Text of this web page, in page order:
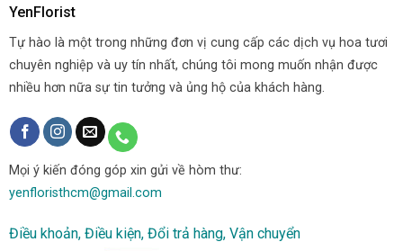
YenFlorist
Tự hào là một trong những đơn vị cung cấp các dịch vụ hoa tươi
chuyên nghiệp và uy tín nhất, chúng tôi mong muốn nhận được
nhiều hơn nữa sự tin tưởng và ủng hộ của khách hàng.
Mọi ý kiến đóng góp xin gửi về hòm thư:
yenfloristhcm@gmail.com
Điều khoản, Điều kiện, Đổi trả hàng, Vận chuyển